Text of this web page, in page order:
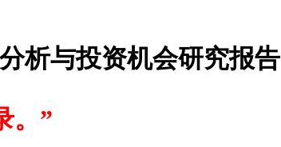
析与投资机会研究报告
。”